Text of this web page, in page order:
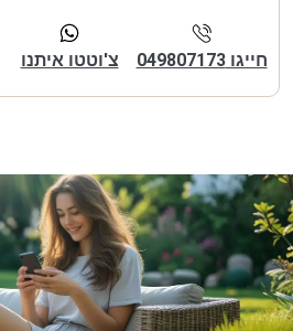
חייגו 049807173 צ'וטטו איתנו